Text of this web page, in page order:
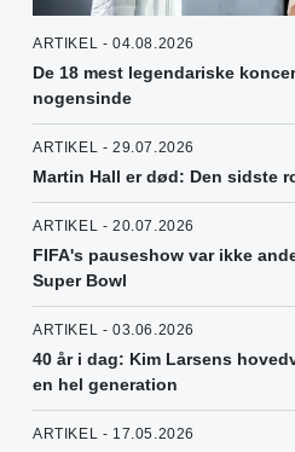
ARTIKEL - 04.08.2026
De 18 mest legendariske
nogensinde
ARTIKEL - 29.07.2026
Martin Hall er død: Den sidste
ARTIKEL - 20.07.2026
FIFA's pauseshow var ikke
Super Bowl
ARTIKEL - 03.06.2026
40 år i dag: Kim Larsens
en hel generation
ARTIKEL - 17.05.2026